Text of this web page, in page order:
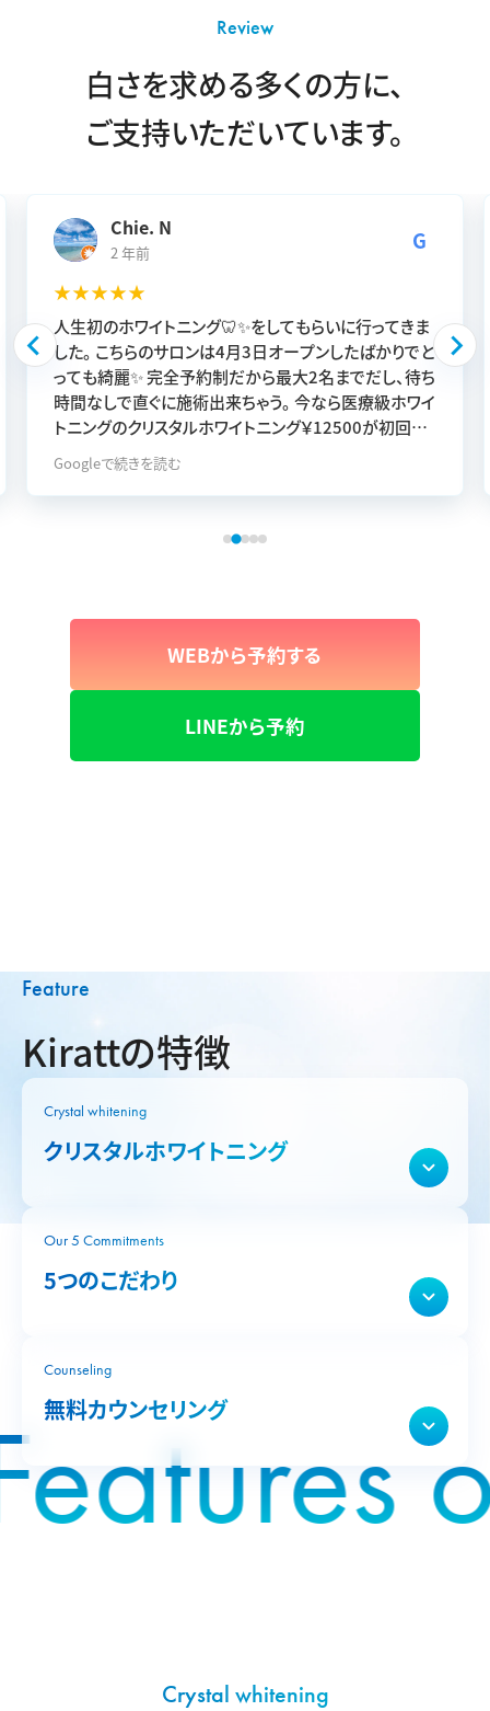
Review
白さを求める多くの方に、
ご支持いただいています。
Chie. N
2 年前 G
★★★★★
人生初のホワイトニング🦷✨️をしてもらいに行ってきま
した。 こちらのサロンは4月3日オープンしたばかりでと
っても綺麗✨️ 完全予約制だから最大2名までだし、待ち
時間なしで直ぐに施術出来ちゃう。 今なら医療級ホワイ
トニングのクリスタルホワイトニング￥12500が初回
￥6,980になるキャンペーンをやっていて、めっちゃお得
🉐 なので、早速体験しに行きました。 初めてなのでカウ
ンセリングを受けてまずは自分の歯の色をチェック。 ( ﾟ
無い。 さてさて、ほんとに白くなったのか…。ちょっと半
ても白くなったのが自分でも分かる‼️ とりあえず継続し
てみたいと思い、1年間のパスポート購入。かなりお安く
Googleで続きを読む
WEBから予約する
LINEから予約
Feature
Kirattの特徴
Crystal whitening
クリスタルホワイトニング
Our 5 Commitments
5つのこだわり
Counseling
無料カウンセリング
Crystal whitening